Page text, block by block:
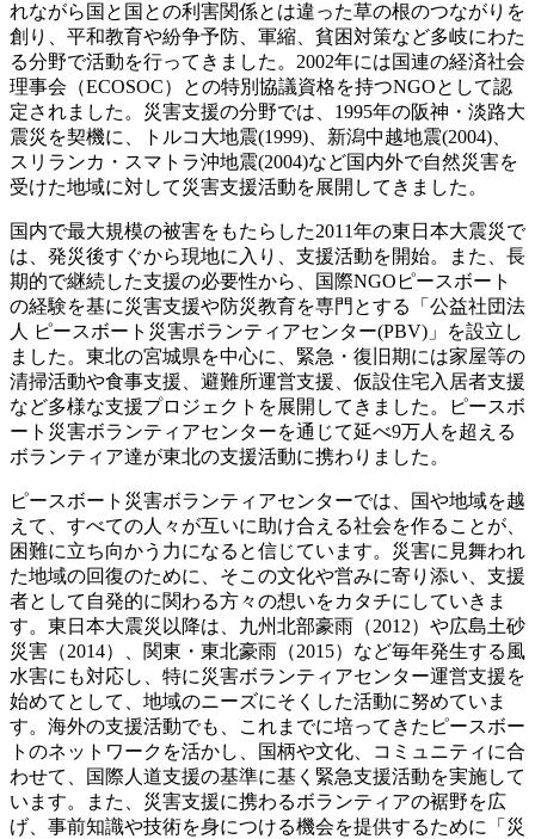
れながら国と国との利害関係とは違った草の根のつながりを
創り、平和教育や紛争予防、軍縮、貧困対策など多岐にわた
る分野で活動を行ってきました。2002年には国連の経済社会
理事会（ECOSOC）との特別協議資格を持つNGOとして認
定されました。災害支援の分野では、1995年の阪神・淡路大
震災を契機に、トルコ大地震(1999)、新潟中越地震(2004)、
スリランカ・スマトラ沖地震(2004)など国内外で自然災害を
受けた地域に対して災害支援活動を展開してきました。
国内で最大規模の被害をもたらした2011年の東日本大震災で
は、発災後すぐから現地に入り、支援活動を開始。また、長
期的で継続した支援の必要性から、国際NGOピースボート
の経験を基に災害支援や防災教育を専門とする「公益社団法
人 ピースボート災害ボランティアセンター(PBV)」を設立し
ました。東北の宮城県を中心に、緊急・復旧期には家屋等の
清掃活動や食事支援、避難所運営支援、仮設住宅入居者支援
など多様な支援プロジェクトを展開してきました。ピースボ
ート災害ボランティアセンターを通じて延べ9万人を超える
ボランティア達が東北の支援活動に携わりました。
ピースボート災害ボランティアセンターでは、国や地域を越
えて、すべての人々が互いに助け合える社会を作ることが、
困難に立ち向かう力になると信じています。災害に見舞われ
た地域の回復のために、そこの文化や営みに寄り添い、支援
者として自発的に関わる方々の想いをカタチにしていきま
す。東日本大震災以降は、九州北部豪雨（2012）や広島土砂
災害（2014）、関東・東北豪雨（2015）など毎年発生する風
水害にも対応し、特に災害ボランティアセンター運営支援を
始めてとして、地域のニーズにそくした活動に努めていま
す。海外の支援活動でも、これまでに培ってきたピースボー
トのネットワークを活かし、国柄や文化、コミュニティに合
わせて、国際人道支援の基準に基く緊急支援活動を実施して
います。また、災害支援に携わるボランティアの裾野を広
げ、事前知識や技術を身につける機会を提供するために「災